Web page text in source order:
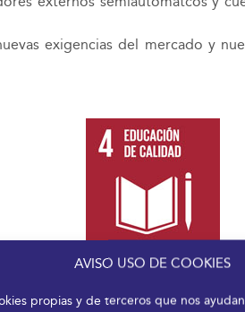
AVISO USO DE COOKIES
propias y de terceros que nos
exigencias del mercado y
exigencias del mercado y